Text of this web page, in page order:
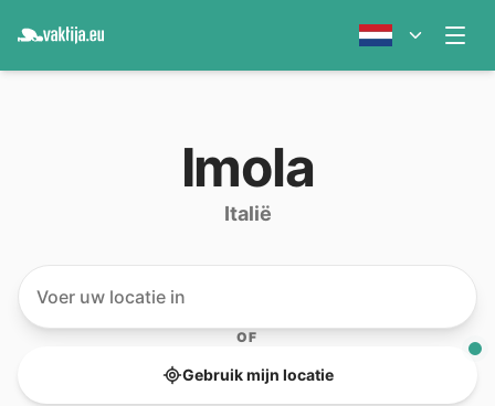
Imola
Italië
OF
Gebruik mijn locatie